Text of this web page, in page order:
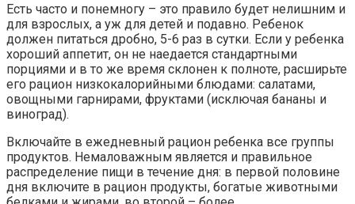
Есть часто и понемногу – это правило будет нелишним и
для взрослых, а уж для детей и подавно. Ребенок
должен питаться дробно, 5-6 раз в сутки. Если у ребенка
хороший аппетит, он не наедается стандартными
порциями и в то же время склонен к полноте, расширьте
его рацион низкокалорийными блюдами: салатами,
овощными гарнирами, фруктами (исключая бананы и
виноград).
Включайте в ежедневный рацион ребенка все группы
продуктов. Немаловажным является и правильное
распределение пищи в течение дня: в первой половине
дня включите в рацион продукты, богатые животными